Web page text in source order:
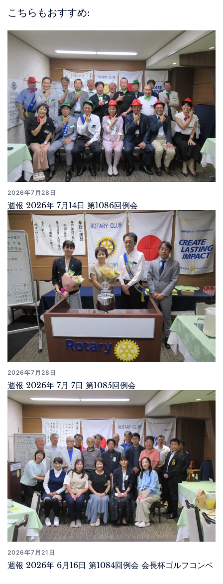
こちらもおすすめ:
2026年7月28日
週報 2026年 7月14日 第1086回例会
2026年7月28日
週報 2026年 7月 7日 第1085回例会
2026年7月21日
週報 2026年 6月16日 第1084回例会 会長杯ゴルフコンペ